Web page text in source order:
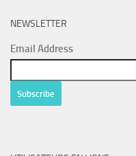
NEWSLETTER
Email Address